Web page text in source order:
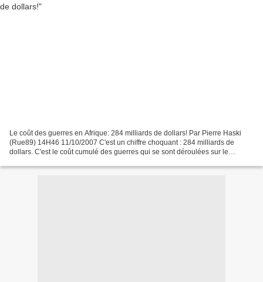
Le coût des guerres en Afrique: 284 milliards de dollars! Par Pierre Haski
(Rue89) 14H46 11/10/2007 C'est un chiffre choquant : 284 milliards de
dollars. C'est le coût cumulé des guerres qui se sont déroulées sur le